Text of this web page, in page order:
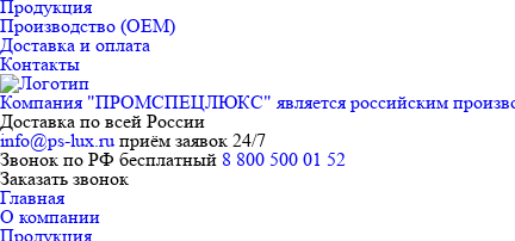
Продукция
Производство (ОЕМ)
Доставка и оплата
Контакты
Компания "ПРОМСПЕЦЛЮКС" является российским
Доставка по всей России
info@ps-lux.ru приём заявок 24/7
Звонок по РФ бесплатный 8 800 500 01 52
Заказать звонок
Главная
О компании
Продукция